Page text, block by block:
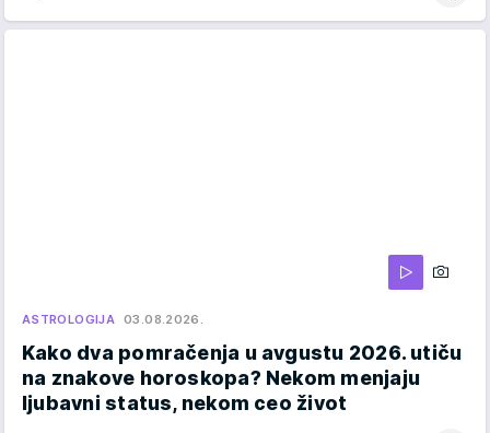
ASTROLOGIJA 03.08.2026.
Kako dva pomračenja u avgustu 2026. utiču
na znakove horoskopa? Nekom menjaju
ljubavni status, nekom ceo život